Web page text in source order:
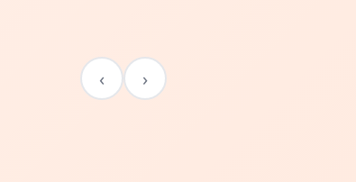
‹
›